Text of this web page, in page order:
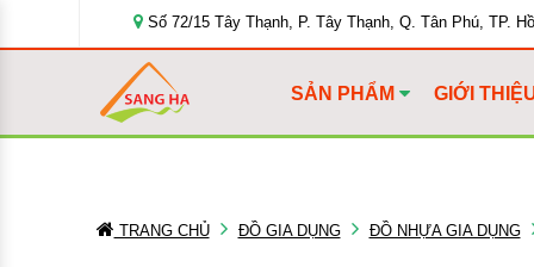
Số 72/15 Tây Thạnh, P. Tây Thạnh, Q. Tân Phú, TP.
SẢN PHẨM GIỚI
TRANG CHỦ ĐỒ GIA DỤNG ĐỒ NHỰA GIA DỤNG